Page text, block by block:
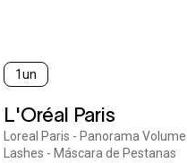
1un
L'Oréal Paris
Loreal Paris - Panorama
Lashes - Máscara de Pestanas